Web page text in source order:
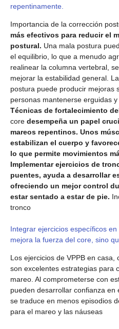
repentinamente.
Importancia de la corrección
más efectivos para reducir el
postural. Una mala postura
el equilibrio, lo que a menudo
realinear la columna vertebral,
mejorar la estabilidad general.
postura puede producir mejoras
personas mantenerse erguidas
Técnicas de fortalecimiento
core desempeña un papel
mareos repentinos. Unos
estabilizan el cuerpo y
lo que permite movimientos
Implementar ejercicios de
puentes, ayuda a desarrollar
ofreciendo un mejor control
estar sentado a estar de pie.
tronco
Integrar ejercicios específicos
mejora la fuerza del core, sino
Los ejercicios de VPPB en casa,
son excelentes estrategias para
mareo. Al comprometerse con
pueden desarrollar confianza
se traduce en menos episodios
para el mareo y las náuseas